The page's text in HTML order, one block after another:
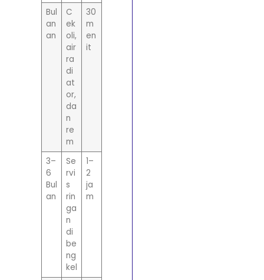
Bul
an
an
C
ek
oli,
air
ra
di
at
or,
da
n
re
m
30
m
en
it
3–
6
Bul
an
Se
rvi
s
rin
ga
n
di
be
ng
kel
1–
2
ja
m